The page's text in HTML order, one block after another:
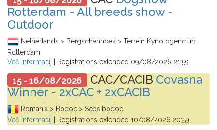
Rotterdam - All breeds show -
Outdoor
Netherlands > Bergschenhoek > Terrein Kynologenclub
Rotterdam
Več informacij
| Registrations extended 09/08/2026 21:59
15 - 16/08/2026 CAC/CACIB Covasna
Winner - 2xCAC + 2xCACIB
Romania > Bodoc > Sepsibodoc
Več informacij
| Registrations extended 10/08/2026 20:59